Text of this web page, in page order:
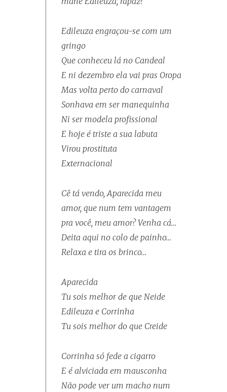
Edileuza engraçou-se com um
gringo
Que conheceu lá no Candeal
E ni dezembro ela vai pras Oropa
Mas volta perto do carnaval
Sonhava em ser manequinha
Ni ser modela profissional
E hoje é triste a sua labuta
Virou prostituta
Externacional
Cê tá vendo, Aparecida meu
amor, que num tem vantagem
pra você, meu amor? Venha cá…
Deita aqui no colo de painho…
Relaxa e tira os brinco…
Aparecida
Tu sois melhor de que Neide
Edileuza e Corrinha
Tu sois melhor do que Creide
Corrinha só fede a cigarro
E é alviciada em mausconha
Não pode ver um macho num